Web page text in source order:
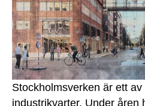
Stockholmsverken är ett
industrikvarter. Under åren